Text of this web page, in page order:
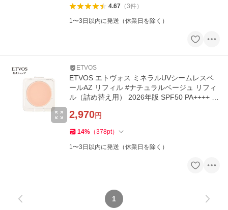
4.67（3件）
1〜3日以内に発送（休業日を除く）
ETVOS
ETVOS エトヴォス ミネラルUVシームレスベ
ールAZ リフィル #ナチュラルベージュ リフィ
ル（詰め替え用） 2026年版 SPF50 PA++++ 個
2,970円
14% （378pt）
1〜3日以内に発送（休業日を除く）
1